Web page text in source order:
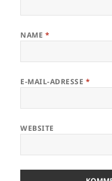
NAME *
E-MAIL-ADRESSE *
WEBSITE